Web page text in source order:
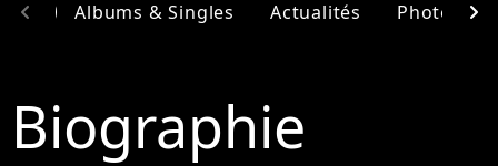
Albums & Singles Actualités Photos
chevron_left chevron_right
Biographie